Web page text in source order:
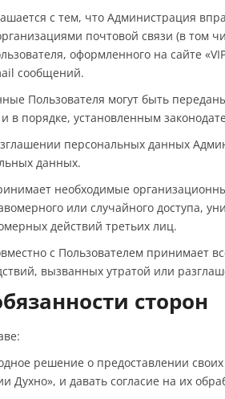
с тем, что Администрация
почтовой связи (в том
оформленного на сайте
сообщений.
Пользователя могут быть
в порядке, установленным
персональных данных
данных.
необходимые
или случайного доступа,
действий третьих лиц.
с Пользователем
вызванных утратой или
сторон
решение о предоставлении
Духно», и давать согласие на их